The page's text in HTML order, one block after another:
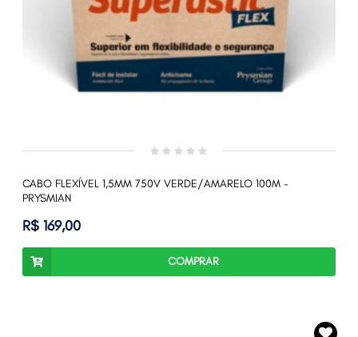
CABO FLEXÍVEL 1,5MM 750V VERDE/AMARELO 100M -
PRYSMIAN
R$ 169,00
COMPRAR